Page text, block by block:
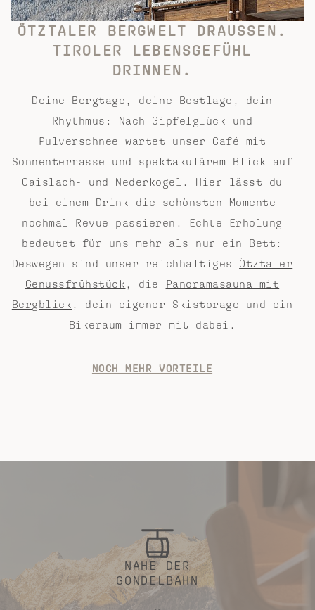
ÖTZTALER BERGWELT DRAUSSEN. T
IROLER LEBENSGEFÜHL D
RINNEN.
Deine Bergtage, deine Bestlage, dein
Rhythmus: Nach Gipfelglück und
Pulverschnee wartet unser Café mit
Sonnenterrasse und spektakulärem Blick auf
Gaislach- und Nederkogel. Hier lässt du
bei einem Drink die schönsten Momente
nochmal Revue passieren. Echte Erholung
bedeutet für uns mehr als nur ein Bett:
Deswegen sind unser reichhaltiges Ötztaler
Genussfrühstück , die Panoramasauna mit
Bergblick , dein eigener Skistorage und ein
Bikeraum immer mit dabei.
NOCH MEHR VORTEILE
NAHE DER
GONDELBAHN